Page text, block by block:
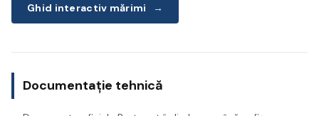
Ghid interactiv mărimi →
Documentație tehnică